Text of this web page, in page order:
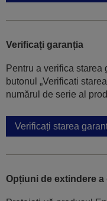
Verificați garanția
Pentru a verifica
butonul „Verificati
numărul de serie al
Verificați starea
Opțiuni de extindere